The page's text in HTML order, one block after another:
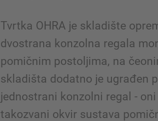
Tvrtka OHRA je skladište
dvostrana konzolna regala
pomičnim postoljima, na
skladišta dodatno je ugrađen
jednostrani konzolni regal -
takozvani okvir sustava